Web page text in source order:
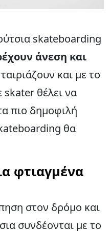
skateboarding
άνεση και
και με το
skater θέλει να
πιο δημοφιλή
θα
φτιαγμένα
στον δρόμο και
συνδέονται με το